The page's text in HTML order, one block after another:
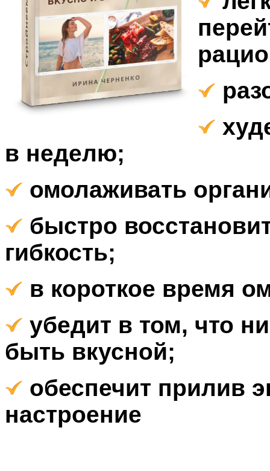
в неделю;
омолаживать
быстро
гибкость;
в короткое время
убедит в том, что
быть вкусной;
обеспечит прилив
настроение